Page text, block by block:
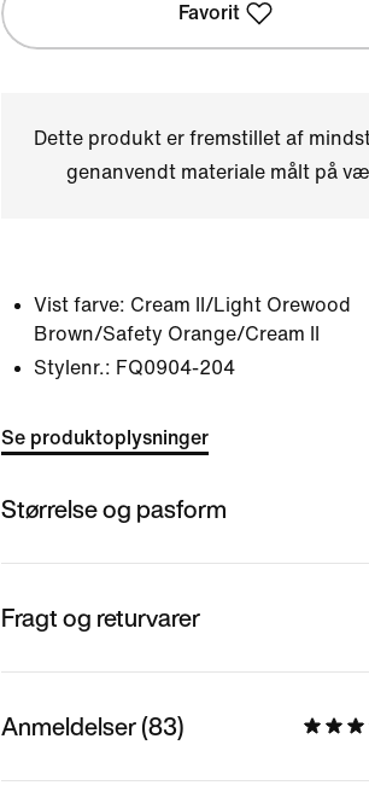
Favorit
Dette produkt er fremstillet af
genanvendt materiale målt på
Vist farve: Cream II/Light Orewood
Brown/Safety Orange/Cream II
Stylenr.: FQ0904-204
Se produktoplysninger
Størrelse og pasform
Fragt og returvarer
Anmeldelser (83)